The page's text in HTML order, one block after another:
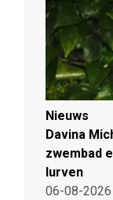
Nieuws
Davina
zwembad
lurven
06-08-2026